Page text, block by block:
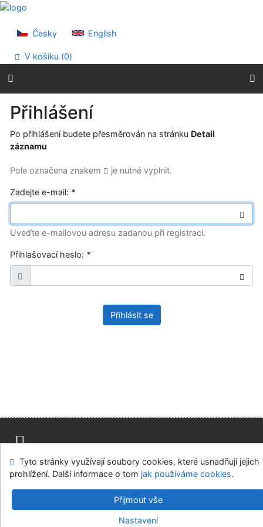
Přejít na obsah
Prohlášení o webové přístupnosti
Česky English
V košíku (0)
Přihlášení
Po přihlášení budete přesměrován na stránku Detail
záznamu
Pole označena znakem je nutné vyplnit.
Zadejte e-mail: *
Uveďte e-mailovou adresu zadanou při registraci.
Přihlašovací heslo: *
Přihlásit se
Mapa stránek Přístupnost
Soukromí
Modul OpenSearch
Napište nám Nastavení cookies
Parlamentní knihovna České republiky
v.4.8.63a-Cosmotron Bohemia, s.r.o.
Tyto stránky využívají soubory cookies, které usnadňují jejich
prohlížení. Další informace o tom jak používáme cookies.
Přijmout vše
Nastavení